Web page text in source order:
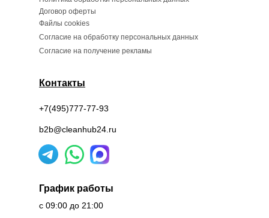
с 09:00 до 21:00
График работы
Контакты
b2b@cleanhub24.ru
+7(495)777-77-93
Согласие на получение рекламы
Согласие на обработку персональных данных
Файлы cookies
Договор оферты